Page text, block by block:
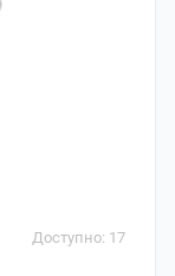
Доступно: 17